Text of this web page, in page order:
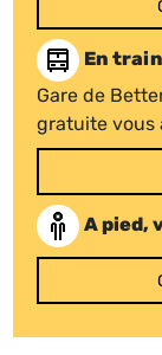
En
Gare de
gratuite vous
A pied,